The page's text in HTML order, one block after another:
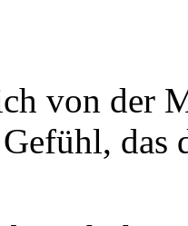
von der
das